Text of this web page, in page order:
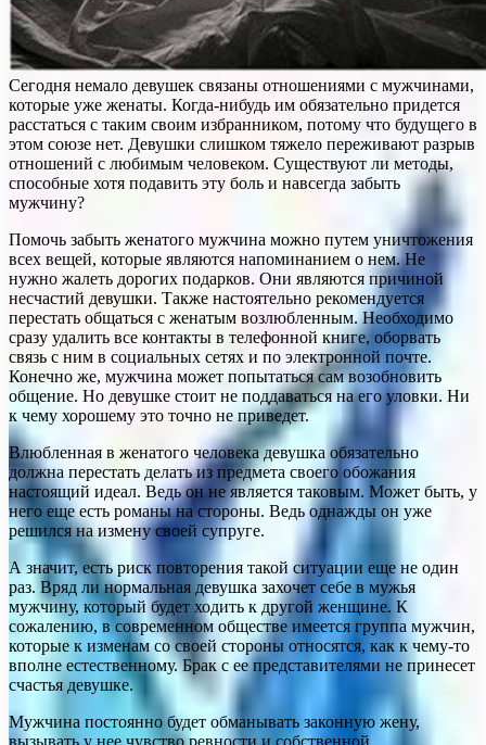
Сегодня немало девушек связаны отношениями с мужчинами,
которые уже женаты. Когда-нибудь им обязательно придется
расстаться с таким своим избранником, потому что будущего в
этом союзе нет. Девушки слишком тяжело переживают разрыв
отношений с любимым человеком. Существуют ли методы,
способные хотя подавить эту боль и навсегда забыть
мужчину?
Помочь забыть женатого мужчина можно путем уничтожения
всех вещей, которые являются напоминанием о нем. Не
нужно жалеть дорогих подарков. Они являются причиной
несчастий девушки. Также настоятельно рекомендуется
перестать общаться с женатым возлюбленным. Необходимо
сразу удалить все контакты в телефонной книге, оборвать
связь с ним в социальных сетях и по электронной почте.
Конечно же, мужчина может попытаться сам возобновить
общение. Но девушке стоит не поддаваться на его уловки. Ни
к чему хорошему это точно не приведет.
Влюбленная в женатого человека девушка обязательно
должна перестать делать из предмета своего обожания
настоящий идеал. Ведь он не является таковым. Может быть, у
него еще есть романы на стороны. Ведь однажды он уже
решился на измену своей супруге.
А значит, есть риск повторения такой ситуации еще не один
раз. Вряд ли нормальная девушка захочет себе в мужья
мужчину, который будет ходить к другой женщине. К
сожалению, в современном обществе имеется группа мужчин,
которые к изменам со своей стороны относятся, как к чему-то
вполне естественному. Брак с ее представителями не принесет
счастья девушке.
Мужчина постоянно будет обманывать законную жену,
вызывать у нее чувство ревности и собственной